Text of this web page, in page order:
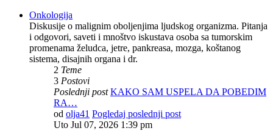
Onkologija
Diskusije o malignim oboljenjima ljudskog organizma. Pitanja
i odgovori, saveti i mnoštvo iskustava osoba sa tumorskim
promenama želudca, jetre, pankreasa, mozga, koštanog
sistema, disajnih organa i dr.
2 Teme
3 Postovi
Poslednji post KAKO SAM USPELA DA POBEDIM
RA…
od olja41 Pogledaj poslednji post
Uto Jul 07, 2026 1:39 pm